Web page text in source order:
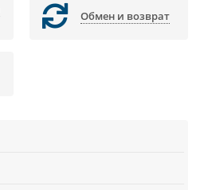
Обмен и возврат